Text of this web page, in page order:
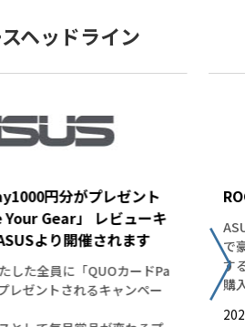
ヘッドライン
円分がプレゼント
Gear」 レビューキ
より開催されます
した全員に「QUOカードPa
レゼントされるキャンペー
で
す
購